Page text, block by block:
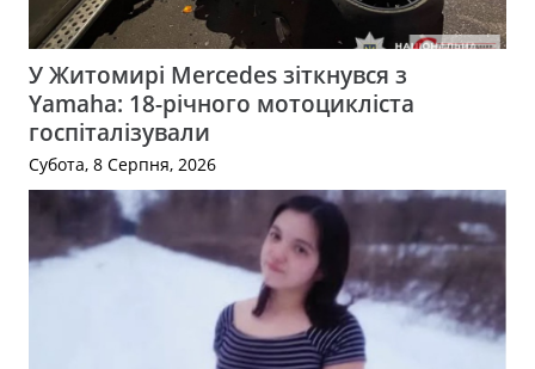
У Житомирі Mercedes зіткнувся з
Yamaha: 18-річного мотоцикліста
госпіталізували
Субота, 8 Серпня, 2026